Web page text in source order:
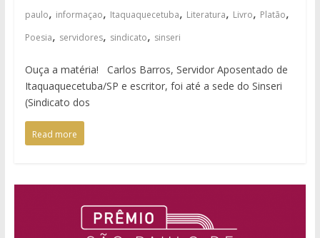
paulo, informaçao, Itaquaquecetuba, Literatura, Livro, Platão,
Poesia, servidores, sindicato, sinseri
Ouça a matéria! Carlos Barros, Servidor Aposentado de
Itaquaquecetuba/SP e escritor, foi até a sede do Sinseri
(Sindicato dos
Read more